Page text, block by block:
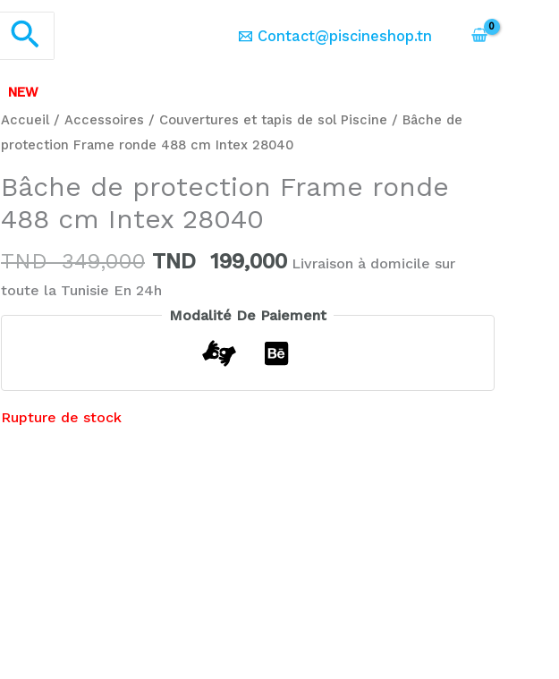
Rechercher Contact@piscineshop.tn
NEW
Accueil / Accessoires / Couvertures et tapis de sol Piscine / Bâche de
protection Frame ronde 488 cm Intex 28040
Bâche de protection Frame ronde
488 cm Intex 28040
TND349,000
prix
TND
349,000.
TND 199,000
prix
TND
Livraison à domicile sur
toute la Tunisie En 24h
Modalité De Paiement
Rupture de stock